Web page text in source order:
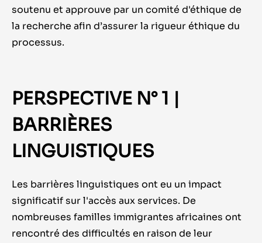
soutenu et approuve par un comité d'éthique de
la recherche afin d’assurer la rigueur éthique du
processus.
PERSPECTIVE N° 1 |
BARRIÈRES
LINGUISTIQUES
Les barrières linguistiques ont eu un impact
significatif sur l'accès aux services. De
nombreuses familles immigrantes africaines ont
rencontré des difficultés en raison de leur